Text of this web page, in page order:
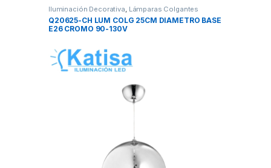
Iluminación Decorativa Lámparas Colgantes
Q20625-CH LUM COLG 25CM DIAMETRO BASE
E26 CROMO 90-130V